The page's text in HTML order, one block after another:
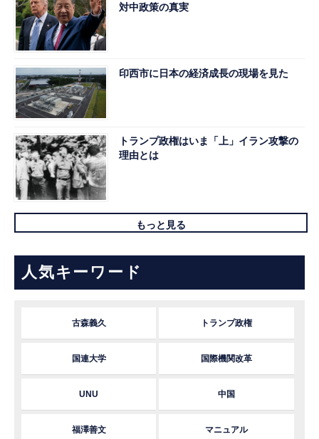
対中政策の真実
印西市に日本の経済成長の現場を見た
トランプ政権はいま「上」イラン攻撃の
理由とは
もっと見る
人気キーワード
古森義久 トランプ政権
国連大学 国際機関改革
UNU 中国
福澤善文 マニュアル